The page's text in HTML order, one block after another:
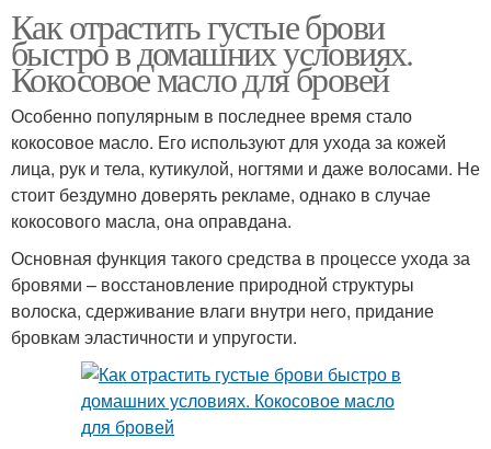
Как отрастить густые брови
быстро в домашних условиях.
Кокосовое масло для бровей
Особенно популярным в последнее время стало
кокосовое масло. Его используют для ухода за кожей
лица, рук и тела, кутикулой, ногтями и даже волосами. Не
стоит бездумно доверять рекламе, однако в случае
кокосового масла, она оправдана.
Основная функция такого средства в процессе ухода за
бровями – восстановление природной структуры
волоска, сдерживание влаги внутри него, придание
бровкам эластичности и упругости.